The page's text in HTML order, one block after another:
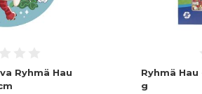
Ryhmä Hau
Ryhmä
g